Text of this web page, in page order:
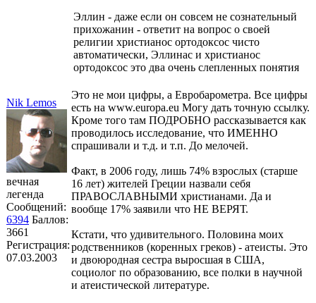
Nik Lemos
вечная
легенда
Сообщений:
6394 Баллов:
3661
Регистрация:
07.03.2003
Эллин - даже если он совсем не сознательный
прихожанин - ответит на вопрос о своей
религии христианос ортодоксос чисто
автоматически, Эллинас и христианос
ортодоксос это два очень слепленных понятия
Это не мои цифры, а Евробарометра. Все цифры
есть на www.europa.eu Могу дать точную ссылку.
Кроме того там ПОДРОБНО рассказывается как
проводилось исследование, что ИМЕННО
спрашивали и т.д. и т.п. До мелочей.
Факт, в 2006 году, лишь 74% взрослых (старше
16 лет) жителей Греции назвали себя
ПРАВОСЛАВНЫМИ христианами. Да и
вообще 17% заявили что НЕ ВЕРЯТ.
Кстати, что удивительного. Половина моих
родственников (коренных греков) - атеисты. Это
и двоюродная сестра выросшая в США,
социолог по образованию, все полки в научной
и атеистической литературе.